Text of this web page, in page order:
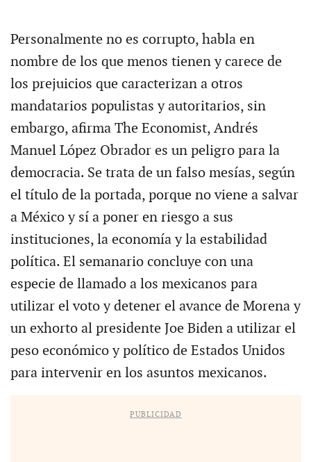
Personalmente no es corrupto, habla en
nombre de los que menos tienen y carece de
los prejuicios que caracterizan a otros
mandatarios populistas y autoritarios, sin
embargo, afirma The Economist, Andrés
Manuel López Obrador es un peligro para la
democracia. Se trata de un falso mesías, según
el título de la portada, porque no viene a salvar
a México y sí a poner en riesgo a sus
instituciones, la economía y la estabilidad
política. El semanario concluye con una
especie de llamado a los mexicanos para
utilizar el voto y detener el avance de Morena y
un exhorto al presidente Joe Biden a utilizar el
peso económico y político de Estados Unidos
para intervenir en los asuntos mexicanos.
PUBLICIDAD